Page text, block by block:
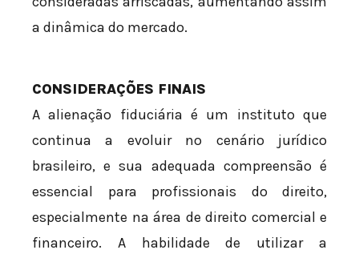
a dinâmica do mercado.
CONSIDERAÇÕES FINAIS
A alienação fiduciária é um instituto que
continua a evoluir no cenário jurídico
brasileiro, e sua adequada compreensão é
essencial para profissionais do direito,
especialmente na área de direito comercial e
financeiro. A habilidade de utilizar a